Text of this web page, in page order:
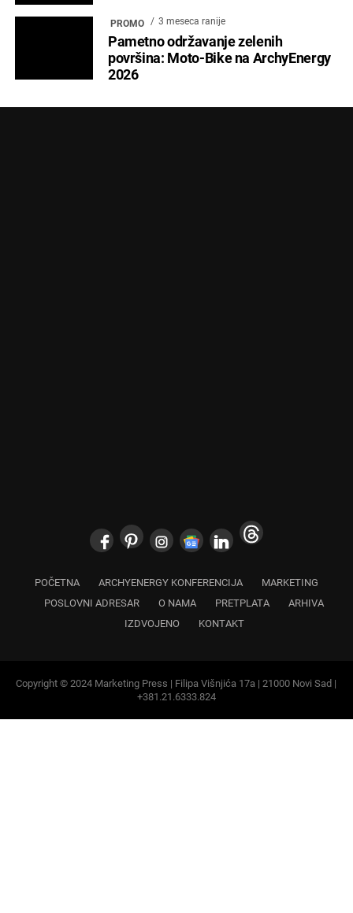
PROMO 3 meseca ranije
Pametno održavanje zelenih
površina: Moto-Bike na ArchyEnergy
2026
POSLOVNI ADRESAR
O NAMA PRETPLATA
+381.21.6333.824